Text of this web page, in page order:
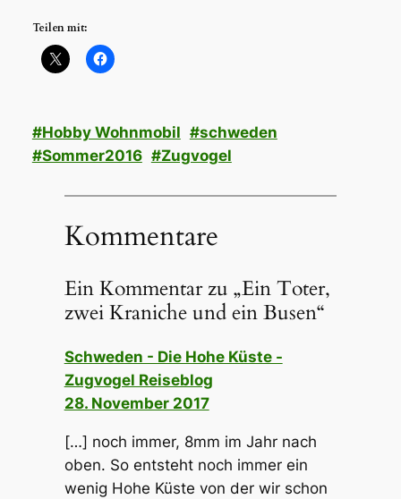
Teilen mit:
#Hobby Wohnmobil #schweden
#Sommer2016 #Zugvogel
Kommentare
Ein Kommentar zu „Ein Toter,
zwei Kraniche und ein Busen“
Schweden - Die Hohe Küste -
Zugvogel Reiseblog
28. November 2017
[…] noch immer, 8mm im Jahr nach
oben. So entsteht noch immer ein
wenig Hohe Küste von der wir schon